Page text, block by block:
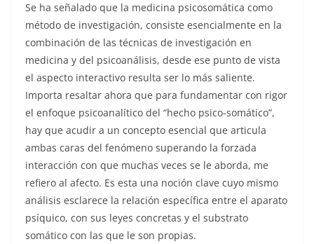
Se ha señalado que la medicina psicosomática como
método de investigación, consiste esencialmente en la
combinación de las técnicas de investigación en
medicina y del psicoanálisis, desde ese punto de vista
el aspecto interactivo resulta ser lo más saliente.
Importa resaltar ahora que para fundamentar con rigor
el enfoque psicoanalítico del “hecho psico-somático”,
hay que acudir a un concepto esencial que articula
ambas caras del fenómeno superando la forzada
interacción con que muchas veces se le aborda, me
refiero al afecto. Es esta una noción clave cuyo mismo
análisis esclarece la relación específica entre el aparato
psíquico, con sus leyes concretas y el substrato
somático con las que le son propias.